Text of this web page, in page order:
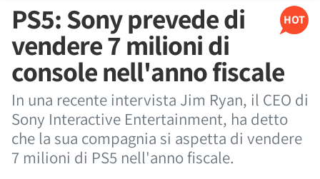
HOT
PS5: Sony prevede di
vendere 7 milioni di
console nell'anno fiscale
In una recente intervista Jim Ryan, il CEO di
Sony Interactive Entertainment, ha detto
che la sua compagnia si aspetta di vendere
7 milioni di PS5 nell'anno fiscale.